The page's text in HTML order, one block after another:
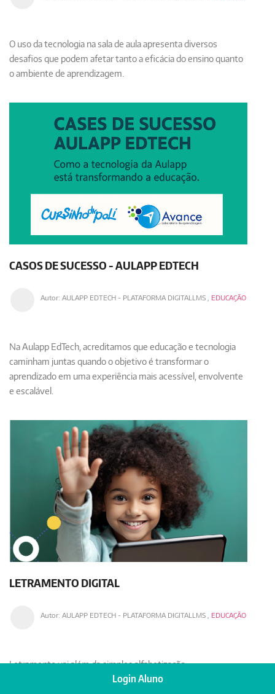
O uso da tecnologia na sala de aula apresenta diversos
desafios que podem afetar tanto a eficácia do ensino quanto
o ambiente de aprendizagem. ​​​​​​​
CASOS DE SUCESSO - AULAPP EDTECH
Autor: AULAPP EDTECH - PLATAFORMA DIGITALLMS EDUCAÇÃO
Na Aulapp EdTech, acreditamos que educação e tecnologia
caminham juntas quando o objetivo é transformar o
aprendizado em uma experiência mais acessível, envolvente
e escalável.
LETRAMENTO DIGITAL
Autor: AULAPP EDTECH - PLATAFORMA DIGITALLMS EDUCAÇÃO
Letramentovai além da simples alfabetização
(reconhecimento de letras e sons). Trata-se da
Login Aluno